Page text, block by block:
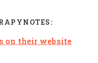
on their website